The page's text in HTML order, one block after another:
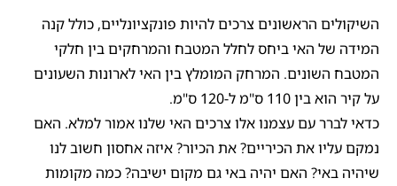
השיקולים הראשונים צרכים להיות פונקציונליים, כולל קנה
המידה של האי ביחס לחלל המטבח והמרחקים בין חלקי
המטבח השונים. המרחק המומלץ בין האי לארונות השעונים
על קיר הוא בין 110 ס"מ ל-120 ס"מ.
כדאי לברר עם עצמנו אלו צרכים האי שלנו אמור למלא. האם
נמקם עליו את הכיריים? את הכיור? איזה אחסון חשוב לנו
שיהיה באי? האם יהיה באי גם מקום ישיבה? כמה מקומות